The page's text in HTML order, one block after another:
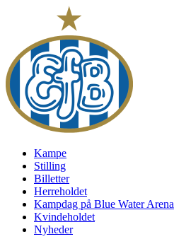
Kampe
Stilling
Billetter
Herreholdet
Kampdag på Blue Water Arena
Kvindeholdet
Nyheder